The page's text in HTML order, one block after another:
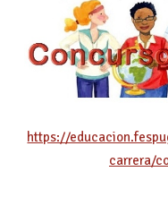
https://
carrera/